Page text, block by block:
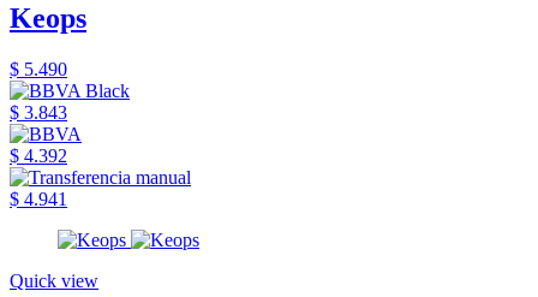
Keops
$ 5.490
$ 3.843
$ 4.392
$ 4.941
Quick view